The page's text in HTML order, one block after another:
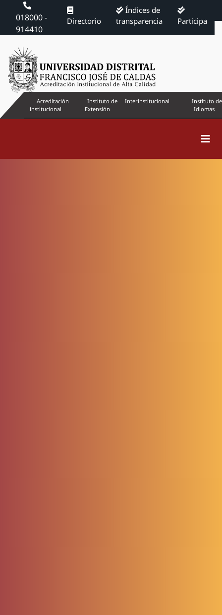
018000 -
914410
Directorio
Índices de
transparencia
Participa
Acreditación
institucional
Instituto de
Extensión
Interinstitucional
Instituto de
Idiomas